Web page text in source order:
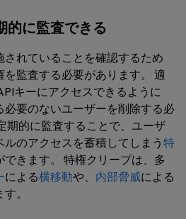
的に監査できる
れていることを確認するため
監査する必要があります。 適
キーにアクセスできるように
必要のないユーザーを削除する必
期的に監査することで、ユーザ
のアクセスを蓄積してしまう特
できます。 特権クリープは、多
による横移動や、 内部脅威による
。